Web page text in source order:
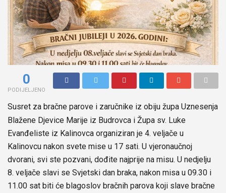
0
PODIJELJENO
Susret za bračne parove i zaručnike iz obiju župa Uznesenja
Blažene Djevice Marije iz Budrovca i Župa sv. Luke
Evanđeliste iz Kalinovca organiziran je 4. veljače u
Kalinovcu nakon svete mise u 17 sati. U vjeronaučnoj
dvorani, svi ste pozvani, dođite najprije na misu. U nedjelju
8. veljače slavi se Svjetski dan braka, nakon misa u 09.30 i
11.00 sat biti će blagoslov bračnih parova koji slave bračne